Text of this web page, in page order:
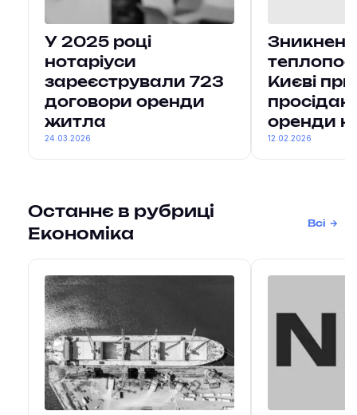
У 2025 році
нотаріуси
зареєстрували 723
договори оренди
житла
24.03.2026
Києві
оренди
12.02.2026
Останнє в рубриці
Економіка
Всі